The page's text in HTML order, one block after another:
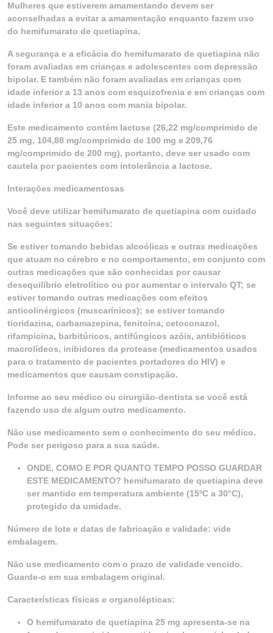
Mulheres que estiverem amamentando devem ser
aconselhadas a evitar a amamentação enquanto fazem uso
do hemifumarato de quetiapina.
A segurança e a eficácia do hemifumarato de quetiapina não
foram avaliadas em crianças e adolescentes com depressão
bipolar. E também não foram avaliadas em crianças com
idade inferior a 13 anos com esquizofrenia e em crianças com
idade inferior a 10 anos com mania bipolar.
Este medicamento contém lactose (26,22 mg/comprimido de
25 mg, 104,88 mg/comprimido de 100 mg e 209,76
mg/comprimido de 200 mg), portanto, deve ser usado com
cautela por pacientes com intolerância a lactose.
Interações medicamentosas
Você deve utilizar hemifumarato de quetiapina com cuidado
nas seguintes situações:
Se estiver tomando bebidas alcoólicas e outras medicações
que atuam no cérebro e no comportamento, em conjunto com
outras medicações que são conhecidas por causar
desequilíbrio eletrolítico ou por aumentar o intervalo QT; se
estiver tomando outras medicações com efeitos
anticolinérgicos (muscarínicos); se estiver tomando
tioridazina, carbamazepina, fenitoína, cetoconazol,
rifampicina, barbitúricos, antifúngicos azóis, antibióticos
macrolídeos, inibidores da protease (medicamentos usados
para o tratamento de pacientes portadores do HIV) e
medicamentos que causam constipação.
Informe ao seu médico ou cirurgião-dentista se você está
fazendo uso de algum outro medicamento.
Não use medicamento sem o conhecimento do seu médico.
Pode ser perigoso para a sua saúde.
ONDE, COMO E POR QUANTO TEMPO POSSO GUARDAR
ESTE MEDICAMENTO? hemifumarato de quetiapina deve
ser mantido em temperatura ambiente (15ºC a 30°C),
protegido da umidade.
Número de lote e datas de fabricação e validade: vide
embalagem.
Não use medicamento com o prazo de validade vencido.
Guarde-o em sua embalagem original.
Características físicas e organolépticas:
O hemifumarato de quetiapina 25 mg apresenta-se na